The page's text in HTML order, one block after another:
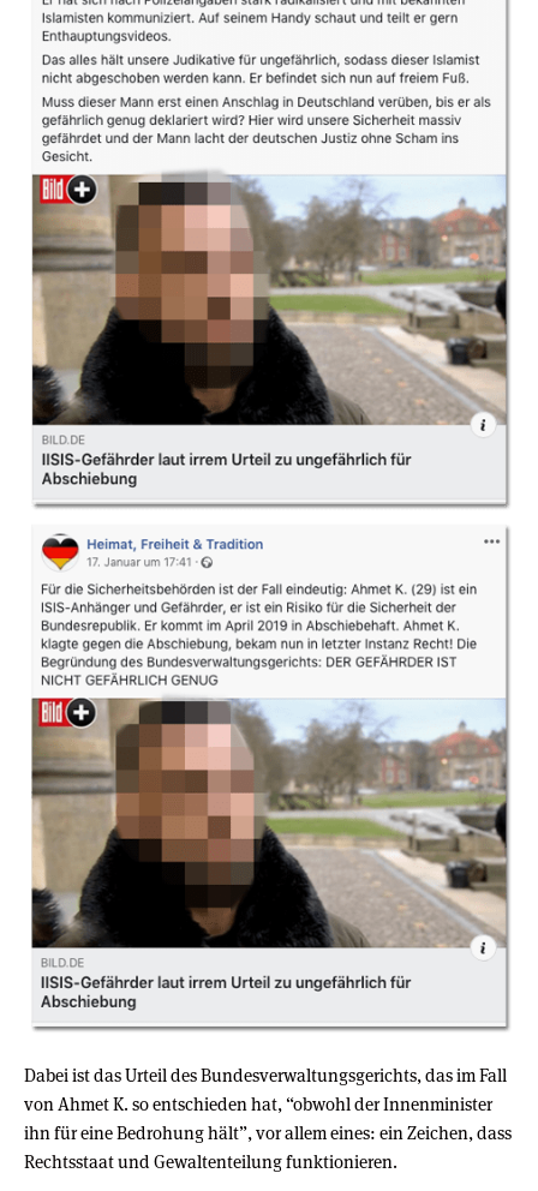
Dabei ist das Urteil des Bundesverwaltungsgerichts, das im Fall
von Ahmet K. so entschieden hat, “obwohl der Innenminister
ihn für eine Bedrohung hält”, vor allem eines: ein Zeichen, dass
Rechtsstaat und Gewaltenteilung funktionieren.